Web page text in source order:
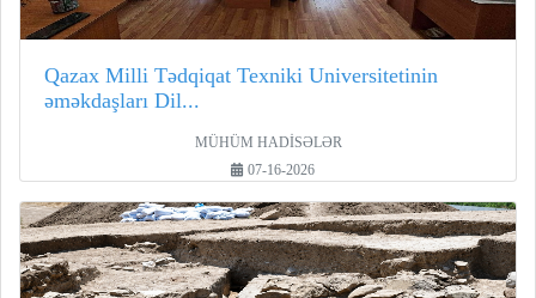
Qazax Milli Tədqiqat Texniki Universitetinin
əməkdaşları Dil...
MÜHÜM HADİSƏLƏR
07-16-2026